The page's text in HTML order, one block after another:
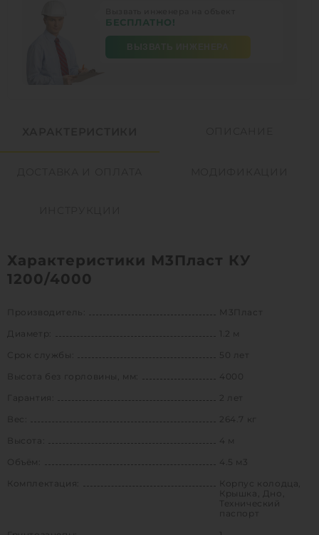
БЕСПЛАТНО!
Характеристики М3Пласт КУ
1200/4000
Производитель:
М3Пласт
Диаметр:
1.2 м
Срок службы:
50 лет
Высота без горловины, мм:
4000
Гарантия:
2 лет
264.7 кг
Высота:
4 м
Объём:
4.5 м3
Комплектация:
Корпус колодца,
Крышка, Дно,
Технический
паспорт